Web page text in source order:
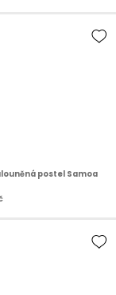
postel Samoa